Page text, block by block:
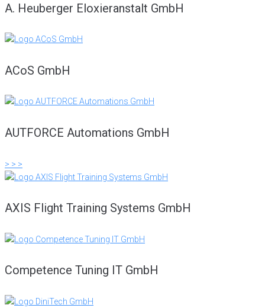
A. Heuberger Eloxieranstalt GmbH
ACoS GmbH
AUTFORCE Automations GmbH
> > >
AXIS Flight Training Systems GmbH
Competence Tuning IT GmbH